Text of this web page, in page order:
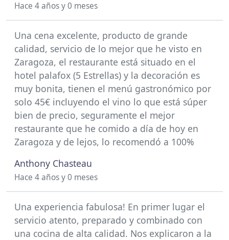
Hace 4 años y 0 meses
Una cena excelente, producto de grande
calidad, servicio de lo mejor que he visto en
Zaragoza, el restaurante está situado en el
hotel palafox (5 Estrellas) y la decoración es
muy bonita, tienen el menú gastronómico por
solo 45€ incluyendo el vino lo que está súper
bien de precio, seguramente el mejor
restaurante que he comido a día de hoy en
Zaragoza y de lejos, lo recomendó a 100%
Anthony Chasteau
Hace 4 años y 0 meses
Una experiencia fabulosa! En primer lugar el
servicio atento, preparado y combinado con
una cocina de alta calidad. Nos explicaron a la